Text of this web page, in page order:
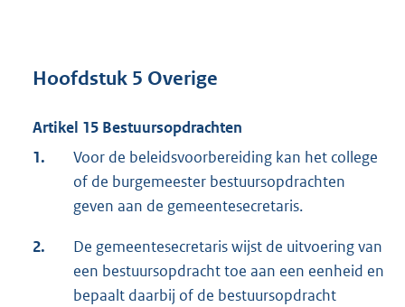
Hoofdstuk 5 Overige
Artikel 15 Bestuursopdrachten
1.
Voor de beleidsvoorbereiding kan het college
of de burgemeester bestuursopdrachten
geven aan de gemeentesecretaris.
2.
De gemeentesecretaris wijst de uitvoering van
een bestuursopdracht toe aan een eenheid en
bepaalt daarbij of de bestuursopdracht